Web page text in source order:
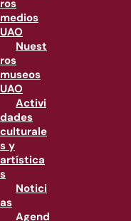
ros
medios
UAO
Nuest
ros
museos
UAO
Activi
dades
culturale
s y
artística
s
Notici
as
Agend